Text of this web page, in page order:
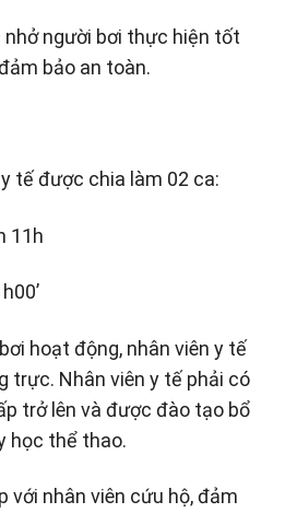
nhở người bơi thực hiện tốt
bảo an toàn.
tế được chia làm 02 ca:
11h
hoạt động, nhân viên y tế
trực. Nhân viên y tế phải có
trở lên và được đào tạo bổ
học thể thao.
với nhân viên cứu hộ, đảm